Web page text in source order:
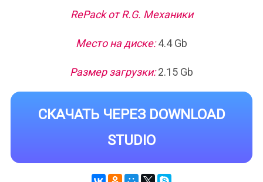
RePack от R.G. Механики
Место на диске:4.4 Gb
Размер загрузки:2.15 Gb
СКАЧАТЬ ЧЕРЕЗ DOWNLOAD
STUDIO